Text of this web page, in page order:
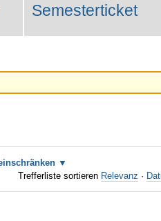
Semesterticket
Trefferliste sortieren Relevanz ·